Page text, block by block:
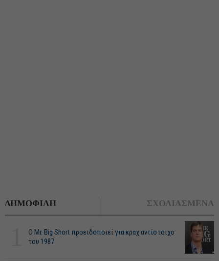
ΔΗΜΟΦΙΛΗ ΣΧΟΛΙΑΣΜΕΝΑ
O Mr. Big Short προειδοποιεί για κραχ αντίστοιχο
του 1987